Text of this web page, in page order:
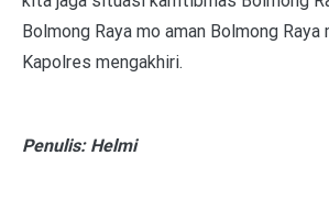
Bolmong Raya mo aman Bolmong Raya
Kapolres mengakhiri.
Penulis: Helmi